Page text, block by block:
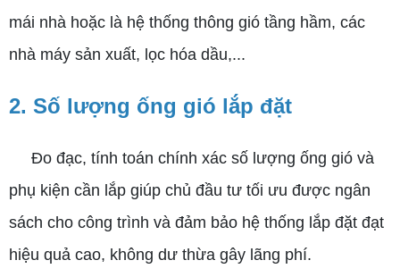
mái nhà hoặc là hệ thống thông gió tầng hầm, các
nhà máy sản xuất, lọc hóa dầu,...
2. Số lượng ống gió lắp đặt
Đo đạc, tính toán chính xác số lượng ống gió và
phụ kiện cần lắp giúp chủ đầu tư tối ưu được ngân
sách cho công trình và đảm bảo hệ thống lắp đặt đạt
hiệu quả cao, không dư thừa gây lãng phí.